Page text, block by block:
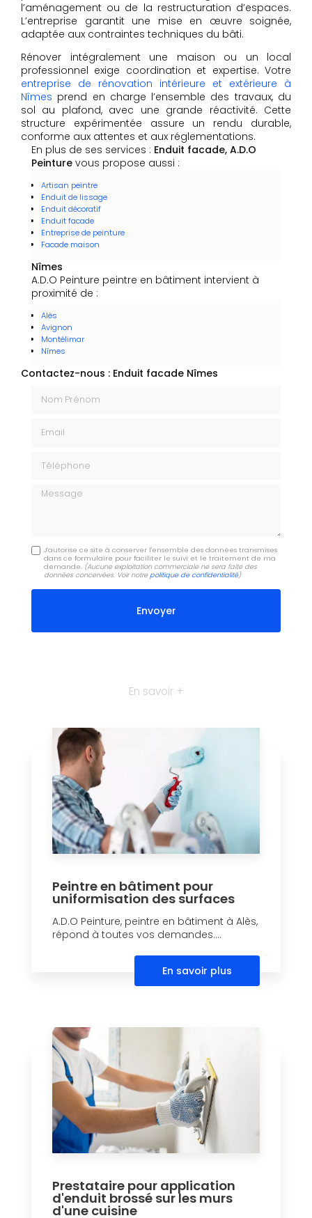
l’aménagement ou de la restructuration d’espaces.
L’entreprise garantit une mise en œuvre soignée,
adaptée aux contraintes techniques du bâti.
Rénover intégralement une maison ou un local
professionnel exige coordination et expertise. Votre
entreprise de rénovation intérieure et extérieure à
Nîmes prend en charge l’ensemble des travaux, du
sol au plafond, avec une grande réactivité. Cette
structure expérimentée assure un rendu durable,
conforme aux attentes et aux réglementations.
En plus de ses services : Enduit facade, A.D.O
Peinture vous propose aussi :
Artisan peintre
Enduit de lissage
Enduit décoratif
Enduit facade
Entreprise de peinture
Facade maison
Nîmes
A.D.O Peinture peintre en bâtiment intervient à
proximité de :
Alès
Avignon
Montélimar
Nîmes
Contactez-nous : Enduit facade Nîmes
Message
J'autorise ce site à conserver l'ensemble des données transmises
dans ce formulaire pour faciliter le suivi et le traitement de ma
demande. (Aucune exploitation commerciale ne sera faite des
données concervées. Voir notrepolitique de confidentialité)
En savoir +
Peintre en bâtiment pour
uniformisation des surfaces
A.D.O Peinture, peintre en bâtiment à Alès,
répond à toutes vos demandes....
En savoir plus
Prestataire pour application
d'enduit brossé sur les murs
d'une cuisine